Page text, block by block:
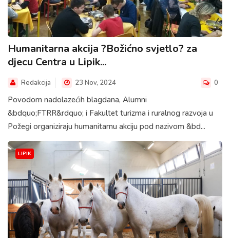
Humanitarna akcija ?Božićno svjetlo? za
djecu Centra u Lipik...
Redakcija 23 Nov, 2024 0
Povodom nadolazećih blagdana, Alumni
&bdquo;FTRR&rdquo; i Fakultet turizma i ruralnog razvoja u
Požegi organiziraju humanitarnu akciju pod nazivom &bd...
LIPIK